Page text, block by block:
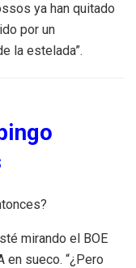
ya han quitado
por un
la estelada”.
mirando el BOE
en sueco. “¿Pero